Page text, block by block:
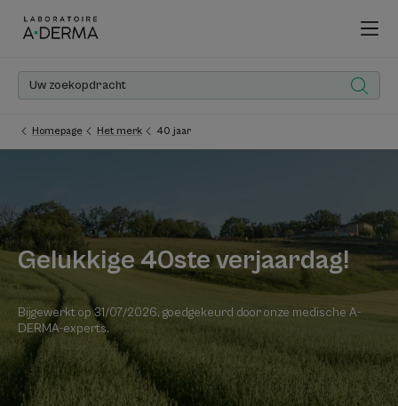
Homepage Het merk 40 jaar
Gelukkige 40ste verjaardag!
Bijgewerkt op31/07/2026, goedgekeurd dooronze medische A-
DERMA-experts.